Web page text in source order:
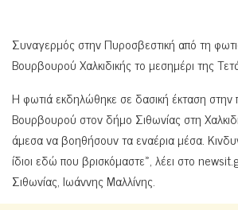
Συναγερμός στην Πυροσβεστική από τη
Βουρβουρού Χαλκιδικής το μεσημέρι της
Η φωτιά εκδηλώθηκε σε δασική έκταση στην
Βουρβουρού στον δήμο Σιθωνίας στη
άμεσα να βοηθήσουν τα εναέρια μέσα.
ίδιοι εδώ που βρισκόμαστε», λέει στο
Σιθωνίας, Ιωάννης Μαλλίνης.